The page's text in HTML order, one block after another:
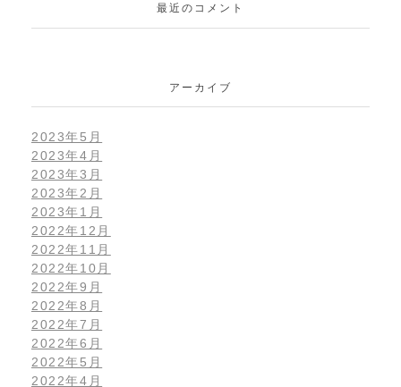
最近のコメント
アーカイブ
2023年5月
2023年4月
2023年3月
2023年2月
2023年1月
2022年12月
2022年11月
2022年10月
2022年9月
2022年8月
2022年7月
2022年6月
2022年5月
2022年4月